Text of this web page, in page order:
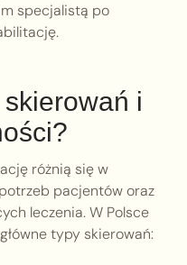
specjalistą po
i
różnią się w
pacjentów oraz
leczenia. W Polsce
typy skierowań: